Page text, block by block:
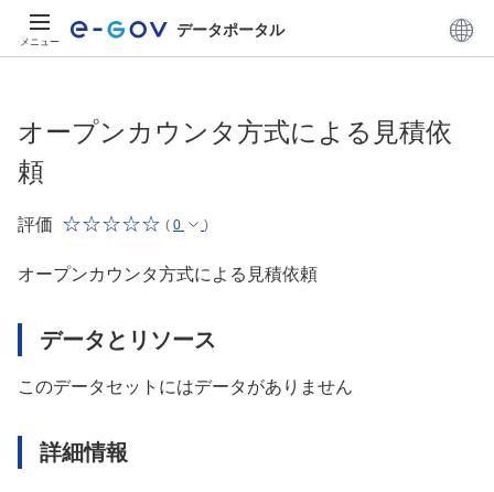
メニュー
データポータル
オープンカウンタ方式による見積依
頼
評価 ( 0 )
オープンカウンタ方式による見積依頼
データとリソース
このデータセットにはデータがありません
詳細情報